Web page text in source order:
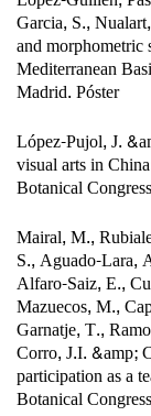
Garcia, S.,
and morphometric
Mediterranean
Madrid. Póster
López-Pujol, J.
visual arts in
Botanical
Mairal, M.,
S., Aguado-Lara,
Alfaro-Saiz, E.,
Mazuecos, M.,
Garnatje, T.,
Corro, J.I. &amp;
participation as a
Botanical